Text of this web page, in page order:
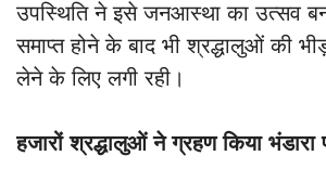
उपस्थिति ने इसे जनआस्था का उत्सव
समाप्त होने के बाद भी श्रद्धालुओं की
लेने के लिए लगी रही।
हजारों श्रद्धालुओं ने ग्रहण किया भंडारा